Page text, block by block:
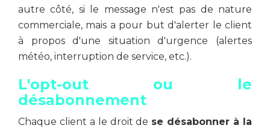
autre côté, si le message n'est pas de nature
commerciale, mais a pour but d'alerter le client
à propos d'une situation d'urgence (alertes
météo, interruption de service, etc.).
L'opt-out ou le
désabonnement
Chaque client a le droit de se désabonner à la